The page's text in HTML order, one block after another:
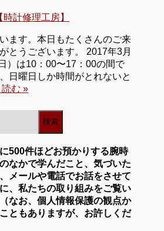
時計修理工房】
ます。本日もたくさんのご来
とうございます。 2017年3月
）は10：00〜17：00の間で
日曜日しか時間がとれないと
読む »
500件ほどお預かりする腕時
なかで学んだこと、気づいた
メールや電話でお話をさせて
、私たちの取り組みをご覧い
なお、個人情報保護の観点か
ともありますが、お許しくだ